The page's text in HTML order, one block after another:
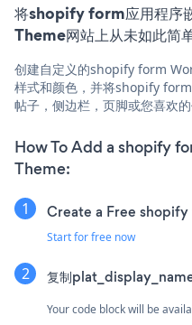
将shopify form应用程序
Theme网站上从未如此简
创建自定义的shopify form
样式和颜色，并将shopify
帖子，侧边栏，页脚或您喜欢的
How To Add a shopify
Theme:
Create a Free
Start for free now
复制
Your code block will be